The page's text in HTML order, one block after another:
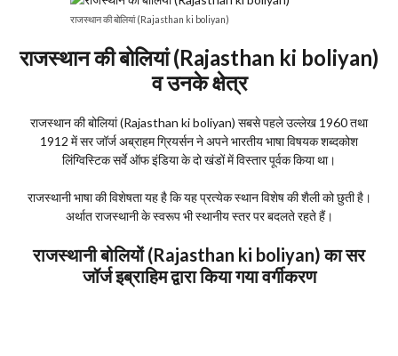
राजस्थान की बोलियां (Rajasthan ki boliyan)
राजस्थान की बोलियां (Rajasthan ki boliyan)
व उनके क्षेत्र
राजस्थान की बोलियां (Rajasthan ki boliyan) सबसे पहले उल्लेख 1960 तथा
1912 में सर जॉर्ज अब्राहम ग्रियर्सन ने अपने भारतीय भाषा विषयक शब्दकोश
लिंग्विस्टिक सर्वे ऑफ इंडिया के दो खंडों में विस्तार पूर्वक किया था।
राजस्थानी भाषा की विशेषता यह है कि यह प्रत्येक स्थान विशेष की शैली को छुती है।
अर्थात राजस्थानी के स्वरूप भी स्थानीय स्तर पर बदलते रहते हैं।
राजस्थानी बोलियों (Rajasthan ki boliyan) का सर
जॉर्ज इब्राहिम द्वारा किया गया वर्गीकरण